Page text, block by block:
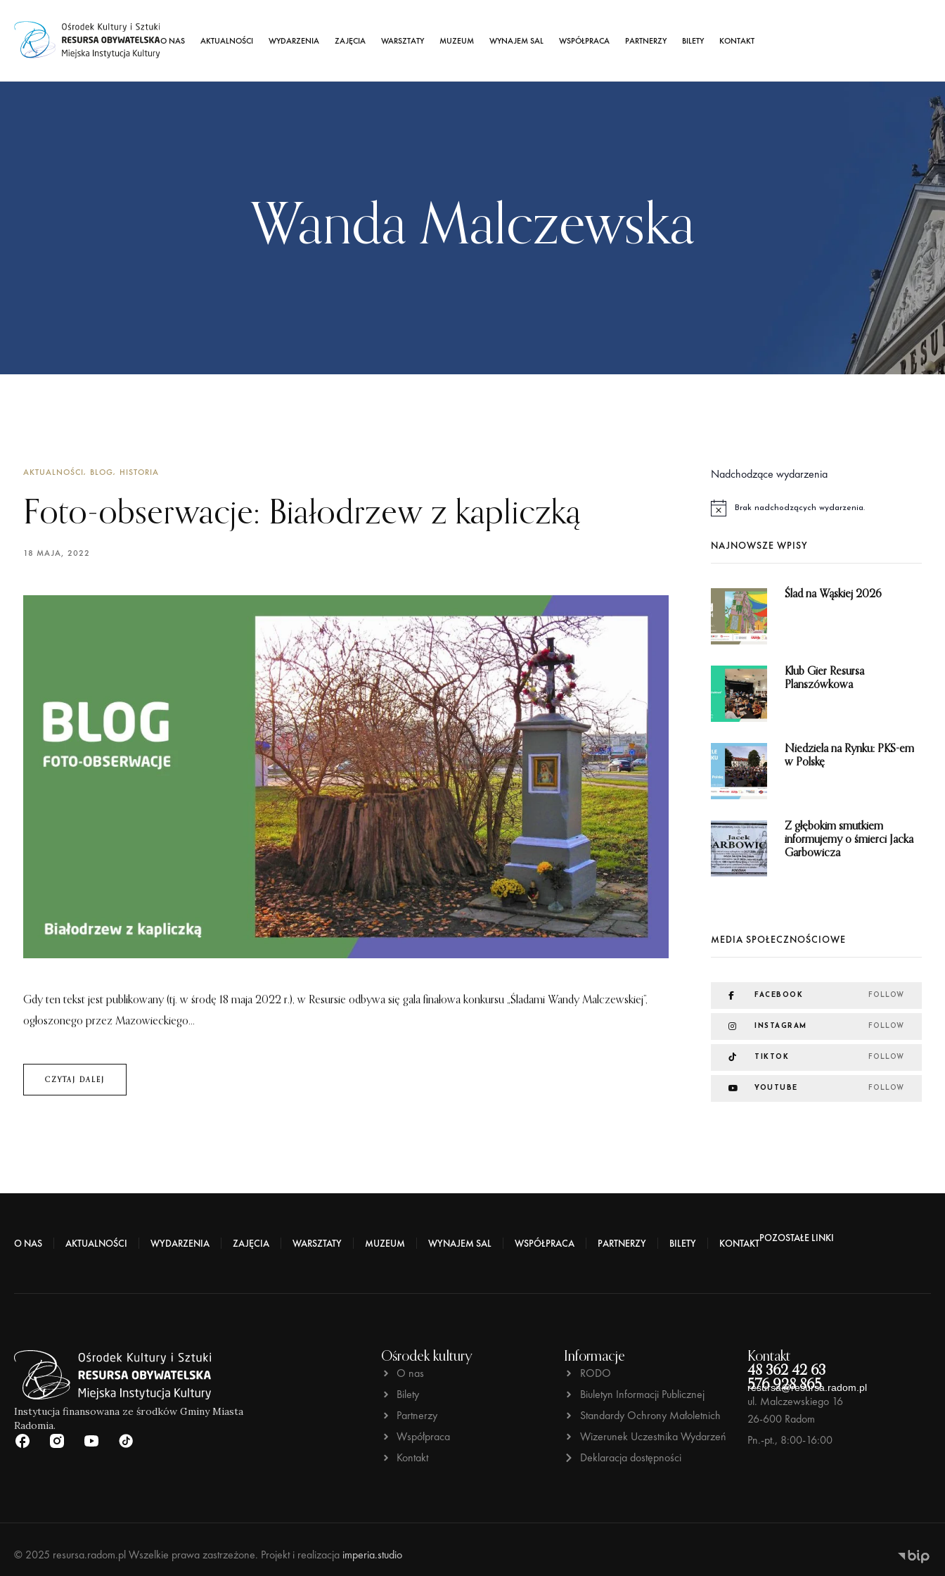
O NAS AKTUALNOŚCI WYDARZENIA ZAJĘCIA WARSZTATY MUZEUM WYNAJEM SAL WSPÓŁPRACA PARTNERZY BILETY KONTAKT
Wanda Malczewska
AKTUALNOŚCI BLOG HISTORIA
Foto-obserwacje: Białodrzew z kapliczką
18 MAJA, 2022
Gdy ten tekst jest publikowany (tj. w środę 18 maja 2022 r.), w Resursie odbywa się gala finałowa konkursu „Śladami Wandy Malczewskiej”,
ogłoszonego przez Mazowieckiego...
CZYTAJ DALEJ
Nadchodzące wydarzenia
i
e
n
i
Brak nadchodzących wydarzenia.
NAJNOWSZE WPISY
Ślad na Wąskiej 2026
Klub Gier Resursa
Planszówkowa
Niedziela na Rynku: PKS-em
w Polskę
Z głębokim smutkiem
informujemy o śmierci Jacka
Garbowicza
MEDIA SPOŁECZNOŚCIOWE
FACEBOOK FOLLOW
INSTAGRAM FOLLOW
TIKTOK FOLLOW
YOUTUBE FOLLOW
O NAS AKTUALNOŚCI WYDARZENIA ZAJĘCIA WARSZTATY MUZEUM WYNAJEM SAL WSPÓŁPRACA PARTNERZY BILETY KONTAKTPOZOSTAŁE LINKI
Instytucja finansowana ze środków Gminy Miasta
Radomia.
Ośrodek kultury
O nas
Bilety
Partnerzy
Współpraca
Kontakt
Informacje
RODO
Biuletyn Informacji Publicznej
Standardy Ochrony Małoletnich
Wizerunek Uczestnika Wydarzeń
Deklaracja dostępności
Kontakt
48 362 42 63
576 928 865
resursa@resursa.radom.pl
ul. Malczewskiego 16
26-600 Radom
Pn.-pt., 8:00-16:00
© 2025 resursa.radom.pl Wszelkie prawa zastrzeżone. Projekt i realizacja imperia.studio